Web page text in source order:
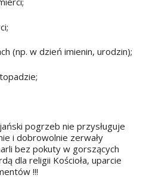
(np. w dzień imienin, urodzin);
pogrzeb nie przysługuje
i dobrowolnie zerwały
bez pokuty w gorszących
dla religii Kościoła, uparcie
!!!